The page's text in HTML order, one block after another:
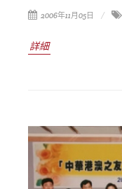
2006年11月05日
詳細